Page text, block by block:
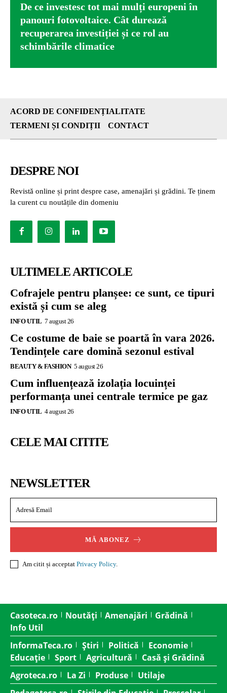
De ce investesc tot mai mulți europeni în
panouri fotovoltaice. Cât durează
recuperarea investiției și ce rol au
schimbările climatice
ACORD DE CONFIDENȚIALITATE
TERMENI ȘI CONDIȚII
CONTACT
DESPRE NOI
Revistă online și print despre case, amenajări și grădini. Te ținem
la curent cu noutățile din domeniu
ULTIMELE ARTICOLE
Cofrajele pentru planșee: ce sunt, ce tipuri
există și cum se aleg
INFO UTIL 7 august 26
Ce costume de baie se poartă în vara 2026.
Tendințele care domină sezonul estival
BEAUTY & FASHION 5 august 26
Cum influențează izolația locuinței
performanța unei centrale termice pe gaz
INFO UTIL 4 august 26
CELE MAI CITITE
NEWSLETTER
MĂ ABONEZ
Am citit și acceptat Privacy Policy.
Casoteca.ro Noutăți Amenajări
Grădină
Info Util
InformaTeca.ro
Știri Politică
Economie
Educație
Sport Agricultură
Casă și Grădină
Agroteca.ro
La Zi Produse
Utilaje